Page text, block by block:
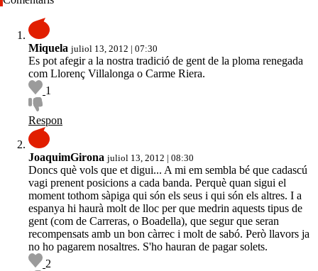
Miquela juliol 13, 2012 | 07:30
Es pot afegir a la nostra tradició de gent de la ploma renegada
com Llorenç Villalonga o Carme Riera.
1
Respon
JoaquimGirona juliol 13, 2012 | 08:30
Doncs què vols que et digui... A mi em sembla bé que cadascú
vagi prenent posicions a cada banda. Perquè quan sigui el
moment tothom sàpiga qui són els seus i qui són els altres. I a
espanya hi haurà molt de lloc per que medrin aquests tipus de
gent (com de Carreras, o Boadella), que segur que seran
recompensats amb un bon càrrec i molt de sabó. Però llavors ja
no ho pagarem nosaltres. S'ho hauran de pagar solets.
2